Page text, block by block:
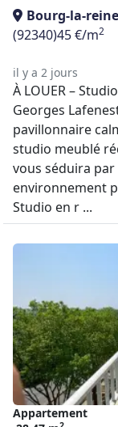
Bourg-la-reine
(92340)45 €/m2
il y a 2 jours
À LOUER –
Georges
pavillonnaire
studio meublé
vous séduira
environnement
Studio en r ...
Appartement